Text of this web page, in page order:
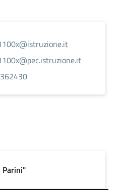
Parini"